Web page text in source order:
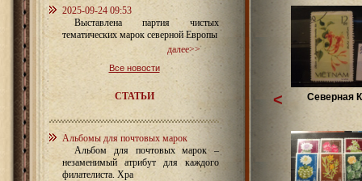
2025-09-24 09:53
Выставлена партия чистых
тематических марок северной Европы
далее>>
Все новости
СТАТЬИ
Альбомы для почтовых марок
Альбом для почтовых марок –
незаменимый атрибут для каждого
филателиста. Хра
Северная
<